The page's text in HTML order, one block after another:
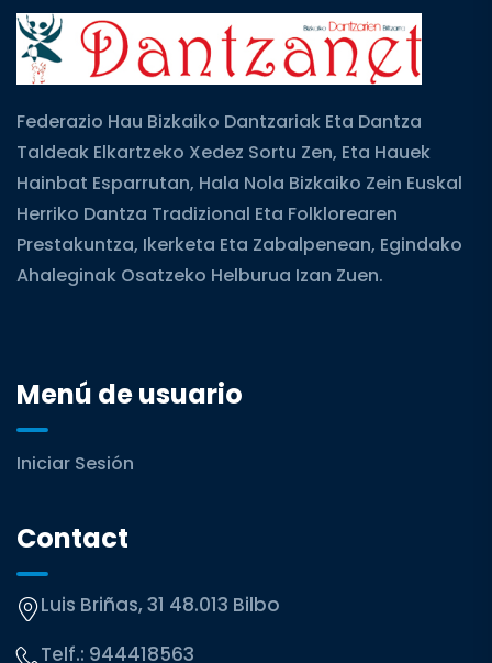
Federazio Hau Bizkaiko Dantzariak Eta Dantza
Taldeak Elkartzeko Xedez Sortu Zen, Eta Hauek
Hainbat Esparrutan, Hala Nola Bizkaiko Zein Euskal
Herriko Dantza Tradizional Eta Folklorearen
Prestakuntza, Ikerketa Eta Zabalpenean, Egindako
Ahaleginak Osatzeko Helburua Izan Zuen.
Menú de usuario
Iniciar Sesión
Contact
Luis Briñas, 31 48.013 Bilbo
Telf.: 944418563